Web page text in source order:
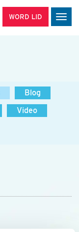
WORD LID
Blog
Video